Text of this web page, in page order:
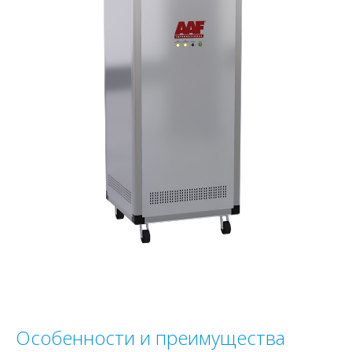
Особенности и преимущества